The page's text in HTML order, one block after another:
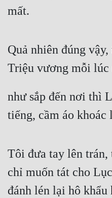
mất.
Quả nhiên đúng
Triệu vương mỗi lúc
như sắp đến nơi thì
tiếng, cầm áo khoác
Tôi đưa tay lên trán,
chỉ muốn tát cho
đánh lén lại hô